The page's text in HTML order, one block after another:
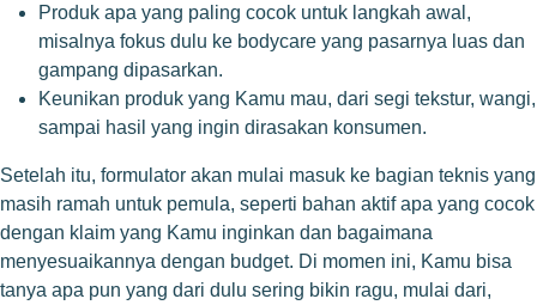
Produk apa yang paling cocok untuk langkah awal,
misalnya fokus dulu ke bodycare yang pasarnya luas dan
gampang dipasarkan.
Keunikan produk yang Kamu mau, dari segi tekstur, wangi,
sampai hasil yang ingin dirasakan konsumen.
Setelah itu, formulator akan mulai masuk ke bagian teknis yang
masih ramah untuk pemula, seperti bahan aktif apa yang cocok
dengan klaim yang Kamu inginkan dan bagaimana
menyesuaikannya dengan budget. Di momen ini, Kamu bisa
tanya apa pun yang dari dulu sering bikin ragu, mulai dari,